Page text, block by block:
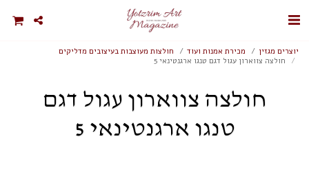
יוצרים מגזין מכירת אמנות ועוד
חולצות מעוצבות בעיצובים מדליקים
חולצה צווארון עגול דגם טנגו ארגנטינאי 5
חולצה צווארון עגול דגם
טנגו ארגנטינאי 5